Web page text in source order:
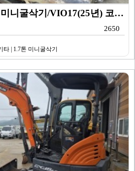
니굴삭기/VIO17(25년) 코…
2650
| 1.7톤 미니굴삭기